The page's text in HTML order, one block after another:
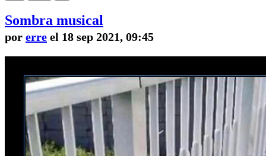
Sombra musical
por erre el 18 sep 2021, 09:45